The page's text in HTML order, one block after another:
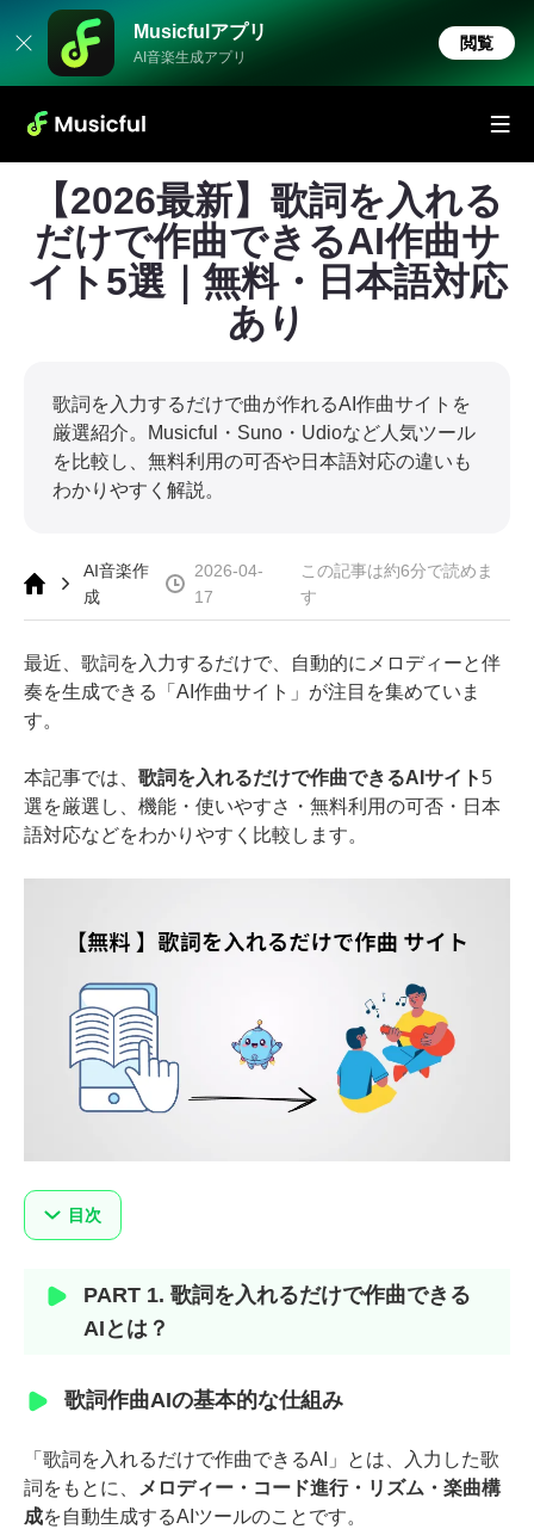
Musicfulアプリ
AI音楽生成アプリ
閲覧
【2026最新】歌詞を入れる
だけで作曲できるAI作曲サ
イト5選｜無料・日本語対応
あり
歌詞を入力するだけで曲が作れるAI作曲サイトを
厳選紹介。Musicful・Suno・Udioなど人気ツール
を比較し、無料利用の可否や日本語対応の違いも
わかりやすく解説。
AI音楽作
成
2026-04-
17
この記事は約6分で読めま
す
最近、歌詞を入力するだけで、自動的にメロディーと伴
奏を生成できる「AI作曲サイト」が注目を集めていま
す。
本記事では、 歌詞を入れるだけで作曲できるAIサイト5
選を厳選し、機能・使いやすさ・無料利用の可否・日本
語対応などをわかりやすく比較します。
目次
PART 1. 歌詞を入れるだけで作曲できる
AIとは？
歌詞作曲AIの基本的な仕組み
「歌詞を入れるだけで作曲できるAI」とは、入力した歌
詞をもとに、 メロディー・コード進行・リズム・楽曲構
成を自動生成するAIツールのことです。